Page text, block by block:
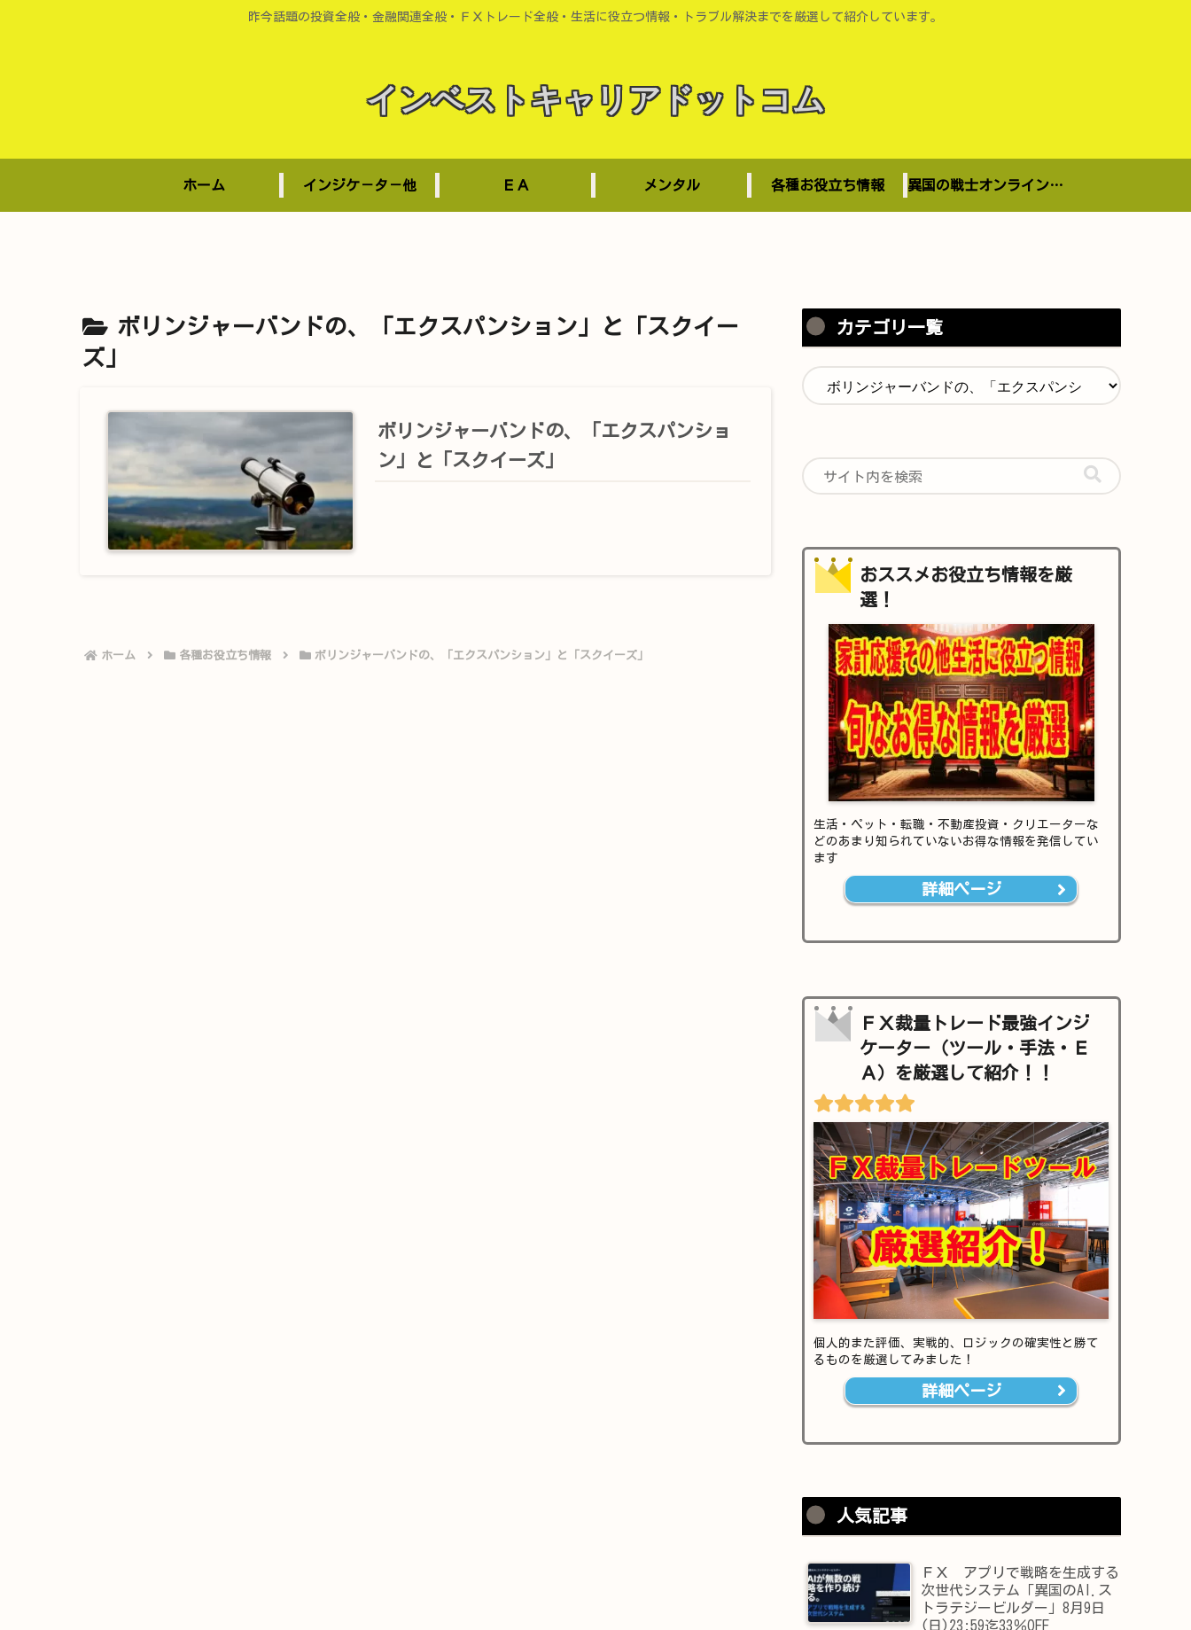
昨今話題の投資全般・金融関連全般・ＦＸトレード全般・生活に役立つ情報・トラブル解決までを厳選して紹介しています。
インベストキャリアドットコム
ホーム インジケ－タ－他 ＥＡ メンタル 各種お役立ち情報 異国の戦士オンラインショップ
ボリンジャーバンドの、「エクスパンション」と「スクイー
ズ」
ボリンジャーバンドの、「エクスパンショ
ン」と「スクイーズ」
ホーム 各種お役立ち情報 ボリンジャーバンドの、「エクスパンション」と「スクイーズ」
カテゴリ一覧
おススメお役立ち情報を厳
選！
生活・ペット・転職・不動産投資・クリエーターな
どのあまり知られていないお得な情報を発信してい
ます
詳細ページ
ＦＸ裁量トレード最強インジ
ケーター（ツール・手法・Ｅ
Ａ）を厳選して紹介！！
個人的また評価、実戦的、ロジックの確実性と勝て
るものを厳選してみました！
詳細ページ
人気記事
ＦＸ アプリで戦略を生成する
次世代システム「異国のAI.ス
トラテジービルダー」8月9日
(日)23:59迄33％OFF